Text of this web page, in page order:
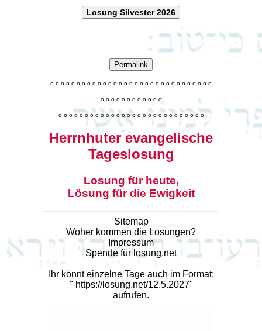
Losung Silvester 2026
Permalink
o o o o o o o o o o o o o o o o o o o o o o o o o o o o o o o
o o o o o o o o o o o o
o o o o o o o o o o o o o o o o o o o o o o o o o o o o
Herrnhuter evangelische
Tageslosung
Losung für heute,
Lösung für die Ewigkeit
Sitemap
Woher kommen die Losungen?
Impressum
Spende für losung.net
Ihr könnt einzelne Tage auch im Format:
" https://losung.net/12.5.2027"
aufrufen.